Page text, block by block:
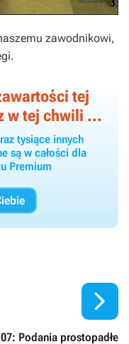
zawodnikowi,
tej
w tej chwili ...
tysiące innych
są w całości dla
Premium
07: Podania prostopadłe
